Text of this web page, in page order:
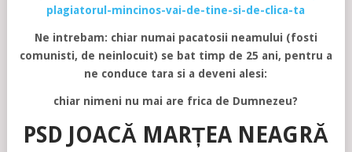
plagiatorul-mincinos-vai-de-tine-si-de-clica-ta
Ne intrebam: chiar numai pacatosii neamului (fosti
comunisti, de neinlocuit) se bat timp de 25 ani, pentru a
ne conduce tara si a deveni alesi:
chiar nimeni nu mai are frica de Dumnezeu?
PSD JOACĂ MARȚEA NEAGRĂ